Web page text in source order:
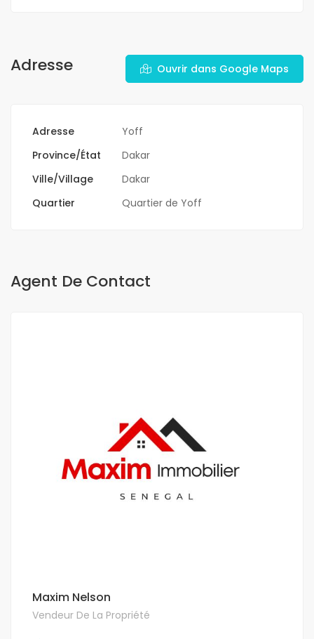
Adresse Ouvrir dans Google Maps
Adresse
Yoff
Province/État
Dakar
Ville/Village
Dakar
Quartier
Quartier de Yoff
Agent De Contact
Maxim Nelson
Vendeur De La Propriété